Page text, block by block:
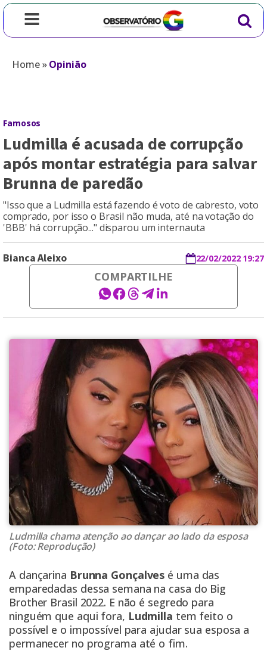
Home»Opinião
Famosos
Ludmilla é acusada de corrupção
após montar estratégia para salvar
Brunna de paredão
"Isso que a Ludmilla está fazendo é voto de cabresto, voto
comprado, por isso o Brasil não muda, até na votação do
'BBB' há corrupção..." disparou um internauta
Bianca Aleixo 22/02/2022 19:27
COMPARTILHE
Ludmilla chama atenção ao dançar ao lado da esposa
(Foto: Reprodução)
A dançarina Brunna Gonçalves é uma das
emparedadas dessa semana na casa do Big
Brother Brasil 2022. E não é segredo para
ninguém que aqui fora, Ludmilla tem feito o
possível e o impossível para ajudar sua esposa a
permanecer no programa até o fim.